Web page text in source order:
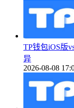
TP钱包iOS版
异
2026-08-08